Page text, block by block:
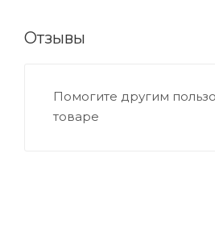
Отзывы
Помогите другим
товаре